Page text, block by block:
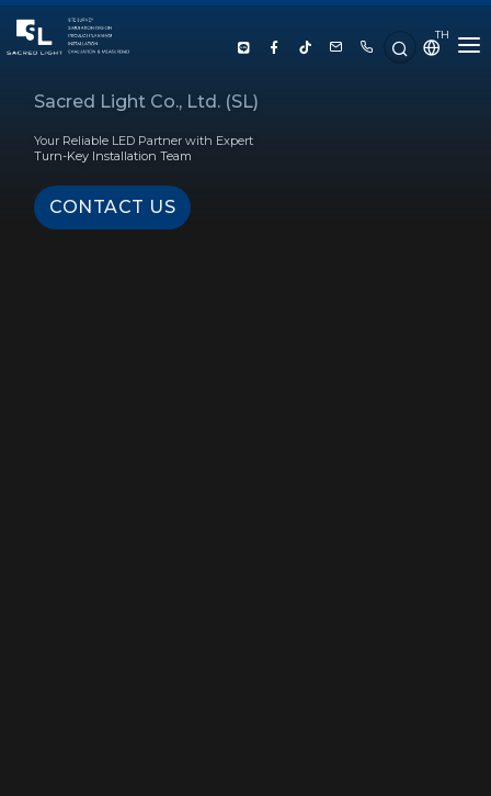
TH
HOME
ABOUT US
PRODUCT
Sacred Light Co., Ltd. (SL)
Your Reliable LED Partner with Expert
Turn-Key Installation Team
CONTACT US